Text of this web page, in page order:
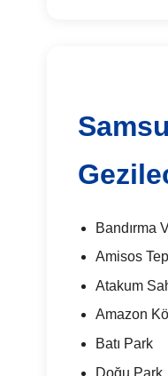
Bandırma
Amisos
Atakum
Amazon
Batı Park
Doğu Park